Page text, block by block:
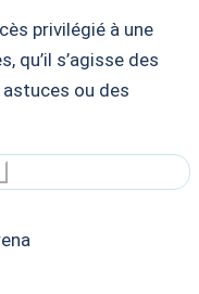
privilégié à une
qu’il s’agisse des
ou des